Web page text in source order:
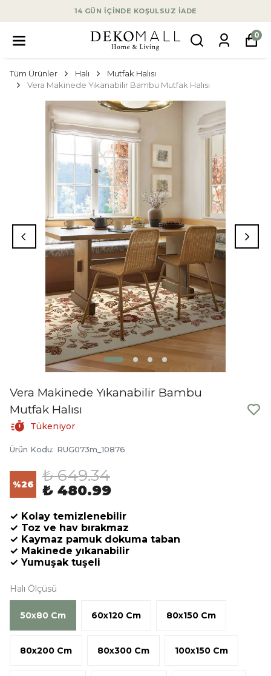
14 GÜN İÇİNDE KOŞULSUZ İADE
0
Tüm Ürünler Halı
Mutfak Halısı
Vera Makinede Yıkanabilir Bambu Mutfak Halısı
Vera Makinede Yıkanabilir Bambu
Mutfak Halısı
Tükeniyor
Ürün Kodu: RUG073m_10876
%26 ₺ 649.34
₺ 480.99
✓ Kolay temizlenebilir
✓ Toz ve hav bırakmaz
✓ Kaymaz pamuk dokuma taban
✓ Makinede yıkanabilir
✓ Yumuşak tuşeli
Halı Ölçüsü
50x80 Cm 60x120 Cm 80x150 Cm
80x200 Cm 80x300 Cm 100x150 Cm